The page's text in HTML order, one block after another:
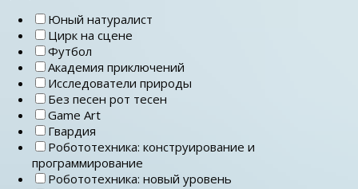
Юный натуралист
Цирк на сцене
Футбол
Академия приключений
Исследователи природы
Без песен рот тесен
Game Art
Гвардия
Робототехника: конструирование и
программирование
Робототехника: новый уровень